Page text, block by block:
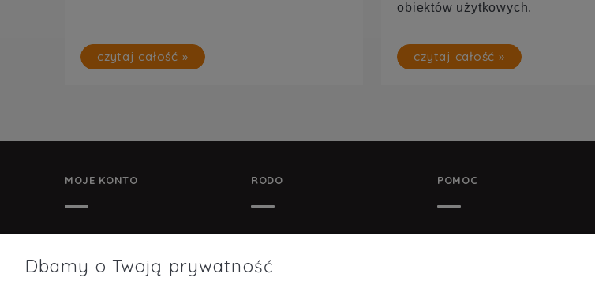
czytaj całość »
obiektów użytkowych.
czytaj całość »
MOJE KONTO
USTAWIENIA KONTA
RODO POMOC
Dbamy o Twoją prywatność